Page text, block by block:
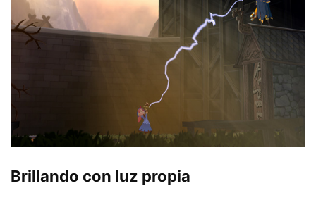
Brillando con luz propia